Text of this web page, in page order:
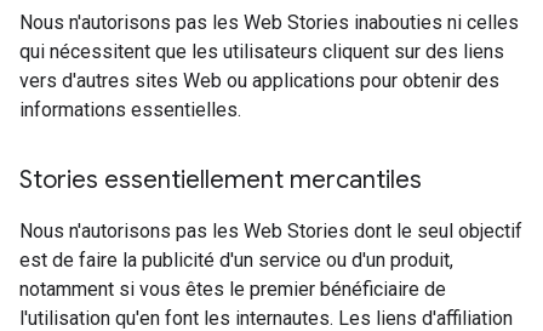
Nous n'autorisons pas les Web Stories inabouties ni celles
qui nécessitent que les utilisateurs cliquent sur des liens
vers d'autres sites Web ou applications pour obtenir des
informations essentielles.
Stories essentiellement mercantiles
Nous n'autorisons pas les Web Stories dont le seul objectif
est de faire la publicité d'un service ou d'un produit,
notamment si vous êtes le premier bénéficiaire de
l'utilisation qu'en font les internautes. Les liens d'affiliation